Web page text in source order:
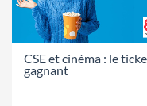
CSE et cinéma : le
gagnant